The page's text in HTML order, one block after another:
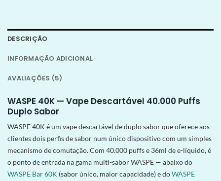
DESCRIÇÃO
INFORMAÇÃO ADICIONAL
AVALIAÇÕES (5)
WASPE 40K — Vape Descartável 40.000 Puffs
Duplo Sabor
WASPE 40K é um vape descartável de duplo sabor que oferece aos
clientes dois perfis de sabor num único dispositivo com um simples
mecanismo de comutação. Com 40.000 puffs e 36ml de e-líquido, é
o ponto de entrada na gama multi-sabor WASPE — abaixo do
WASPE Bar 60K (sabor único, maior capacidade) e doWASPE